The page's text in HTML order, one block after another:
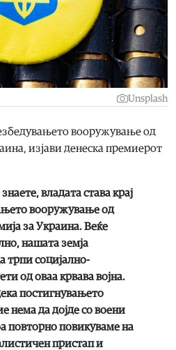
Unsplash
вооружување од
изјави денеска премиерот
владата става крај
вооружување од
за Украина. Веќе
нашата земја
трпи социјално-
од оваа крвава војна.
постигнувањето
нема да дојде со воени
повторно повикуваме на
пристап и